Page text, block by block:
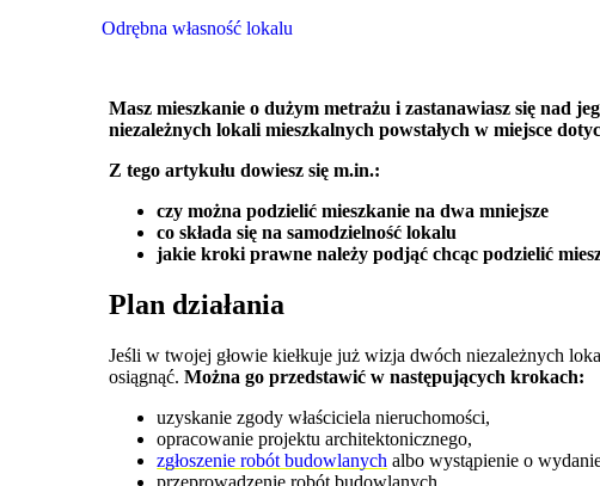
Odrębna własność lokalu
Masz mieszkanie o dużym metrażu i zastanawiasz się nad
niezależnych lokali mieszkalnych powstałych w miejsce
Z tego artykułu dowiesz się m.in.:
czy można podzielić mieszkanie na dwa mniejsze
co składa się na samodzielność lokalu
jakie kroki prawne należy podjąć chcąc podzielić
Plan działania
Jeśli w twojej głowie kiełkuje już wizja dwóch niezależnych
osiągnąć.Można go przedstawić w następujących krokach:
uzyskanie zgody właściciela nieruchomości,
opracowanie projektu architektonicznego,
zgłoszenie robót budowlanych albo wystąpienie o
przeprowadzenie robót budowlanych,